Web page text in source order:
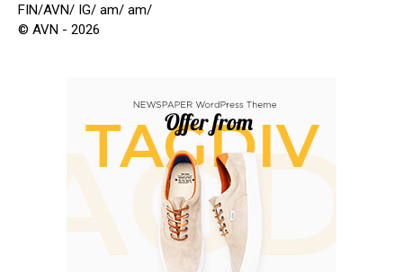
FIN/AVN/ IG/ am/ am/
© AVN - 2026